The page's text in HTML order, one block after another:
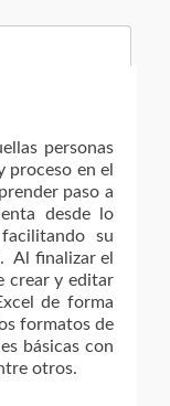
personas
proceso en el
paso a
desde lo
su
Al finalizar el
crear y editar
de forma
formatos de
básicas con
otros.